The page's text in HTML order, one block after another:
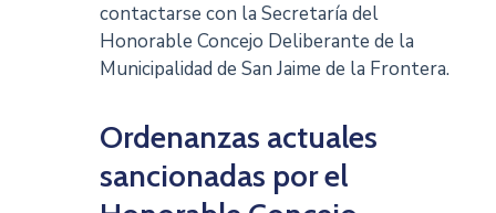
contactarse con la Secretaría del
Honorable Concejo Deliberante de la
Municipalidad de San Jaime de la Frontera.
Ordenanzas actuales
sancionadas por el